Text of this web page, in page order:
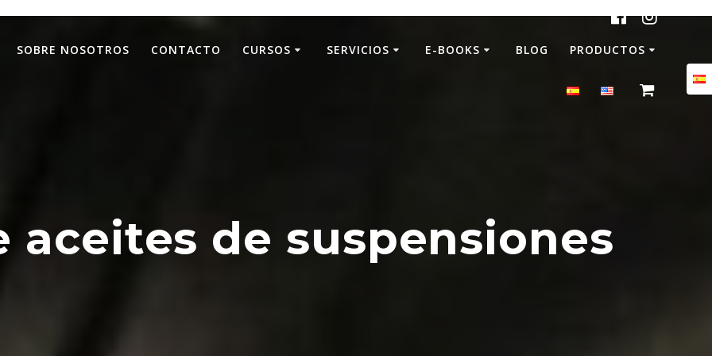
SOBRE NOSOTROS CONTACTO CURSOS SERVICIOS E-BOOKS BLOG PRODUCTOS
aceites de suspensiones